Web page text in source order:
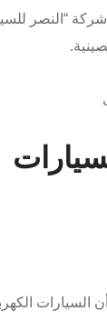
شركة “النصر